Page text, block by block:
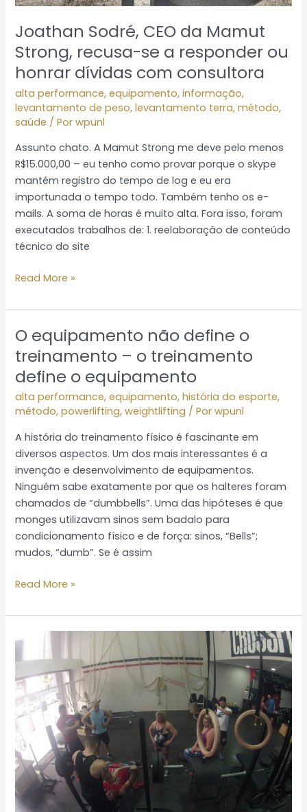
Joathan Sodré, CEO da Mamut
Strong, recusa-se a responder ou
honrar dívidas com consultora
alta performance,equipamento,informação,
levantamento de peso,levantamento terra,método,
saúde / Porwpunl
Assunto chato. A Mamut Strong me deve pelo menos
R$15.000,00 – eu tenho como provar porque o skype
mantém registro do tempo de log e eu era
importunada o tempo todo. Também tenho os e-
mails. A soma de horas é muito alta. Fora isso, foram
executados trabalhos de: 1. reelaboração de conteúdo
técnico do site
Read More »
O equipamento não define o
treinamento – o treinamento
define o equipamento
alta performance,equipamento,história do esporte,
método,powerlifting,weightlifting / Porwpunl
A história do treinamento físico é fascinante em
diversos aspectos. Um dos mais interessantes é a
invenção e desenvolvimento de equipamentos.
Ninguém sabe exatamente por que os halteres foram
chamados de “dumbbells”. Uma das hipóteses é que
monges utilizavam sinos sem badalo para
condicionamento físico e de força: sinos, “Bells”;
mudos, “dumb”. Se é assim
O
equipamento
não
define
o
treinamento
–
o
treinamento
define
o
equipamento
Read More »
Entendam
MAD
Powerlifting:
MAD,
Marilia,
powerlifting
–
onde
entra
cada